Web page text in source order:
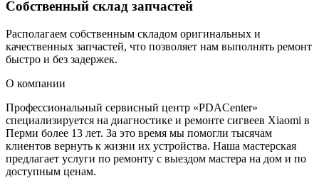
Собственный склад запчастей
Располагаем собственным складом оригинальных и
качественных запчастей, что позволяет нам выполнять ремонт
быстро и без задержек.
О компании
Профессиональный сервисный центр «PDACenter»
специализируется на диагностике и ремонте сигвеев Xiaomi в
Перми более 13 лет. За это время мы помогли тысячам
клиентов вернуть к жизни их устройства. Наша мастерская
предлагает услуги по ремонту с выездом мастера на дом и по
доступным ценам.